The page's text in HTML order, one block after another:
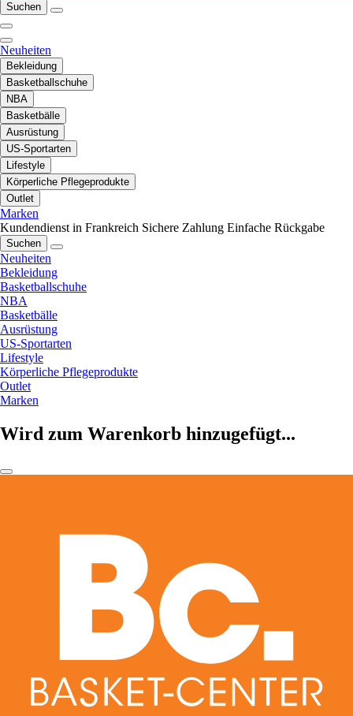
Suchen
Neuheiten
Bekleidung
Basketballschuhe
NBA
Basketbälle
Ausrüstung
US-Sportarten
Lifestyle
Körperliche Pflegeprodukte
Outlet
Marken
Kundendienst in Frankreich Sichere Zahlung Einfache Rückgabe
Suchen
Neuheiten
Bekleidung
Basketballschuhe
NBA
Basketbälle
Ausrüstung
US-Sportarten
Lifestyle
Körperliche Pflegeprodukte
Outlet
Marken
Wird zum Warenkorb hinzugefügt...